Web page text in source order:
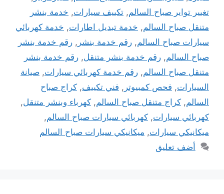
تغيير تواير صباح السالم, تكييف سيارات, خدمة بنشر
متنقل صباح السالم, خدمة تبديل اطارات, خدمة كهربائي
سيارات صباح السالم, رقم خدمة بنشر , رقم خدمة بنشر
صباح السالم, رقم خدمة بنشر متنقل, رقم خدمة بنشر
متنقل صباح السالم, رقم خدمة كهربائي سيارات, صيانة
السيارات, فحص كمبيوتر , فني تكييف, كراج صباح
السالم, كراج متنقل صباح السالم, كهرباء وبنشر متنقل,
كهربائي سيارات, كهربائي سيارات صباح السالم,
ميكانيكي سيارات, ميكانيكي سيارات صباح السالم
أضف تعليق